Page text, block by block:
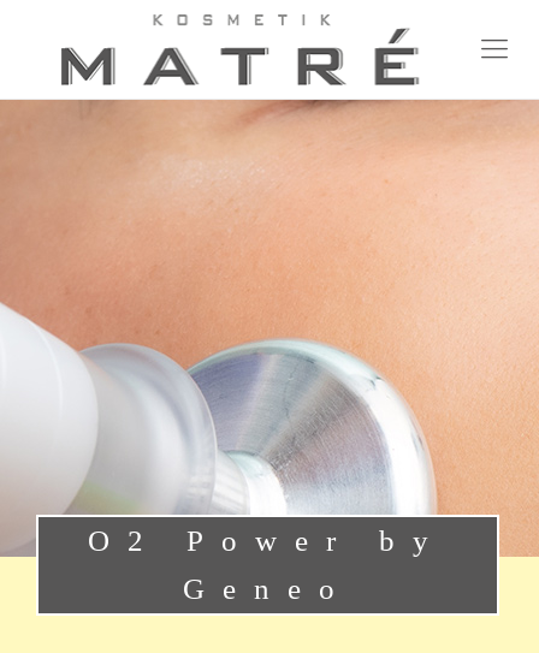
O2 Power by
Geneo